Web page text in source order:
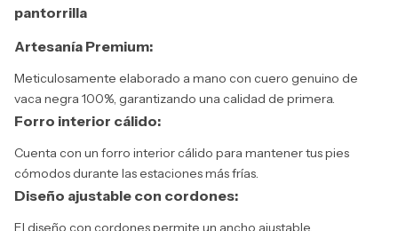
pantorrilla
Artesanía Premium:
Meticulosamente elaborado a mano con cuero genuino de
vaca negra 100%, garantizando una calidad de primera.
Forro interior cálido:
Cuenta con un forro interior cálido para mantener tus pies
cómodos durante las estaciones más frías.
Diseño ajustable con cordones:
El diseño con cordones permite un ancho ajustable,